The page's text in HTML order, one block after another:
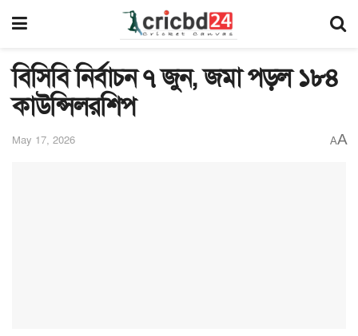
বিসিবি নির্বাচন ৭ জুন, জমা পড়ল ১৮৪
কাউন্সিলরশিপ
May 17, 2026 AA